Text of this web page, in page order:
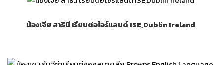
น้องเจีย สาธินี เรียนต่อไอร์แลนด์ ISE,Dublin Ireland